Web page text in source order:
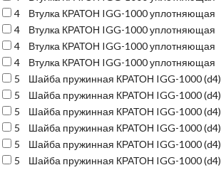
4
Втулка КРАТОН IGG-1000 уплотняющая
4
Втулка КРАТОН IGG-1000 уплотняющая
4
Втулка КРАТОН IGG-1000 уплотняющая
4
Втулка КРАТОН IGG-1000 уплотняющая
5
Шайба пружинная КРАТОН IGG-1000 (d4)
5
Шайба пружинная КРАТОН IGG-1000 (d4)
5
Шайба пружинная КРАТОН IGG-1000 (d4)
5
Шайба пружинная КРАТОН IGG-1000 (d4)
5
Шайба пружинная КРАТОН IGG-1000 (d4)
5
Шайба пружинная КРАТОН IGG-1000 (d4)